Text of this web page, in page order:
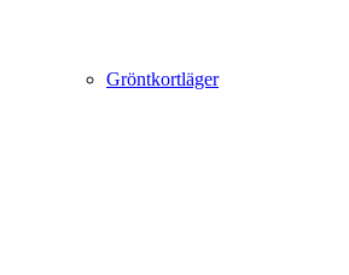
Gröntkortläger